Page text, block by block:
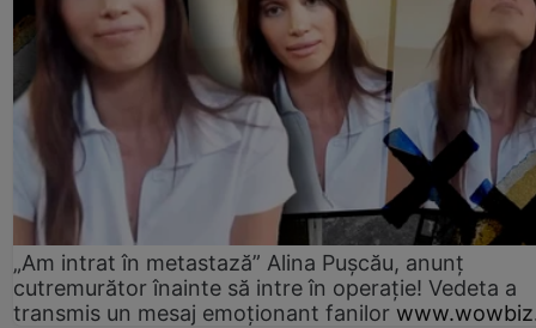
„Am intrat în metastază” Alina Pușcău, anunț
cutremurător înainte să intre în operație! Vedeta a
transmis un mesaj emoționant fanilor